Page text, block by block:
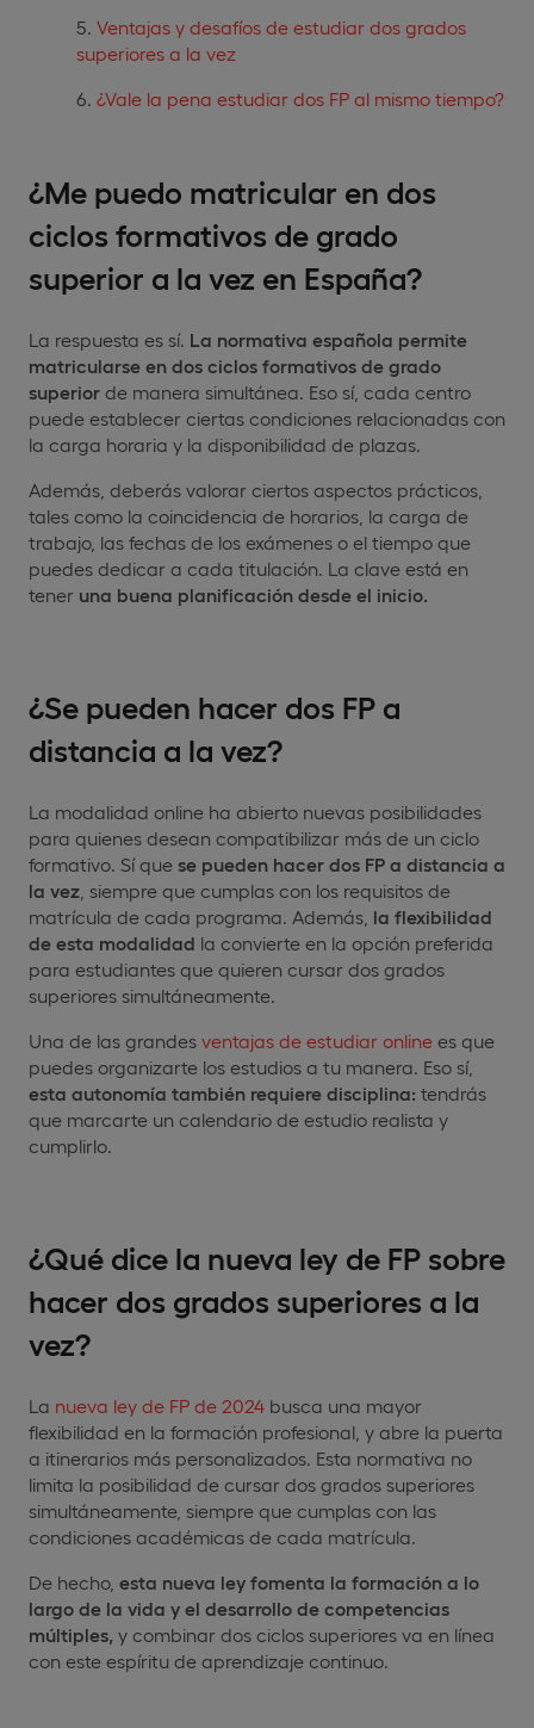
Ventajas y desafíos de estudiar dos grados
superiores a la vez
¿Vale la pena estudiar dos FP al mismo tiempo?
¿Me puedo matricular en dos
ciclos formativos de grado
superior a la vez en España?
La respuesta es sí. La normativa española permite
matricularse en dos ciclos formativos de grado
superior de manera simultánea. Eso sí, cada centro
puede establecer ciertas condiciones relacionadas con
la carga horaria y la disponibilidad de plazas.
Además, deberás valorar ciertos aspectos prácticos,
tales como la coincidencia de horarios, la carga de
trabajo, las fechas de los exámenes o el tiempo que
puedes dedicar a cada titulación. La clave está en
tener una buena planificación desde el inicio.
¿Se pueden hacer dos FP a
distancia a la vez?
La modalidad online ha abierto nuevas posibilidades
para quienes desean compatibilizar más de un ciclo
formativo. Sí que se pueden hacer dos FP a distancia a
la vez , siempre que cumplas con los requisitos de
matrícula de cada programa. Además, la flexibilidad
de esta modalidad la convierte en la opción preferida
para estudiantes que quieren cursar dos grados
superiores simultáneamente.
Una de las grandes ventajas de estudiar online es que
puedes organizarte los estudios a tu manera. Eso sí,
esta autonomía también requiere disciplina: tendrás
que marcarte un calendario de estudio realista y
cumplirlo.
¿Qué dice la nueva ley de FP sobre
hacer dos grados superiores a la
vez?
La nueva ley de FP de 2024 busca una mayor
flexibilidad en la formación profesional, y abre la puerta
a itinerarios más personalizados. Esta normativa no
limita la posibilidad de cursar dos grados superiores
simultáneamente, siempre que cumplas con las
condiciones académicas de cada matrícula.
De hecho, esta nueva ley fomenta la formación a lo
largo de la vida y el desarrollo de competencias
múltiples, y combinar dos ciclos superiores va en línea
con este espíritu de aprendizaje continuo.